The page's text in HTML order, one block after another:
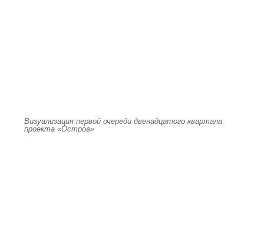
Визуализация первой очереди двенадцатого квартала
проекта «Остров»